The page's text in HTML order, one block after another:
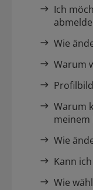
Ich
Wie
Warum
Warum
meinem
Wie
Kann
Wie